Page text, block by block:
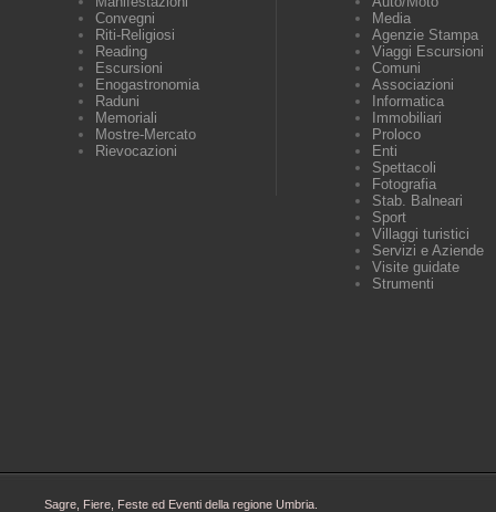
Convegni
Riti-Religiosi
Reading
Escursioni
Enogastronomia
Raduni
Memoriali
Mostre-Mercato
Rievocazioni
Media
Agenzie Stampa
Viaggi Escursioni
Comuni
Associazioni
Informatica
Immobiliari
Proloco
Enti
Spettacoli
Fotografia
Stab. Balneari
Sport
Villaggi turistici
Servizi e Aziende
Visite guidate
Strumenti
Sagre, Fiere, Feste ed Eventi della regione Umbria.